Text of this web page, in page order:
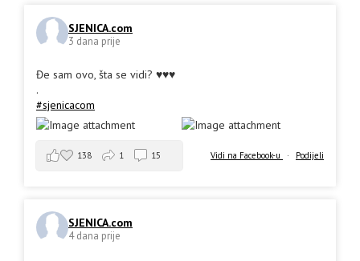
SJENICA.com
3 dana prije
Đe sam ovo, šta se vidi? ♥️♥️♥️
.
#sjenicacom
Vidi na Facebook-u · Podijeli
138 1 15
SJENICA.com
4 dana prije